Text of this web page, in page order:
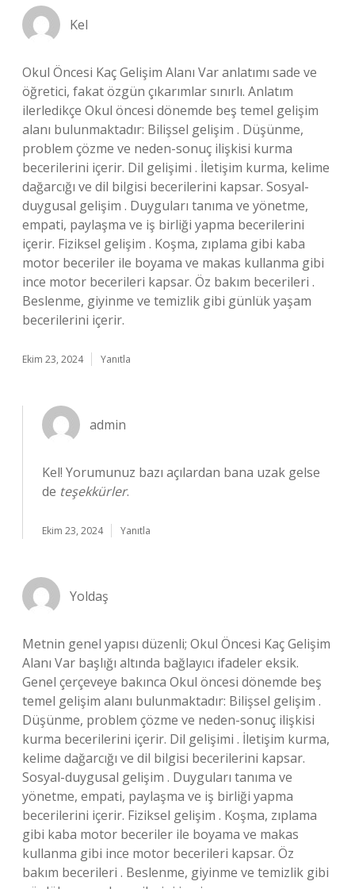
Kel
Okul Öncesi Kaç Gelişim Alanı Var anlatımı sade ve
öğretici, fakat özgün çıkarımlar sınırlı. Anlatım
ilerledikçe Okul öncesi dönemde beş temel gelişim
alanı bulunmaktadır: Bilişsel gelişim . Düşünme,
problem çözme ve neden-sonuç ilişkisi kurma
becerilerini içerir. Dil gelişimi . İletişim kurma, kelime
dağarcığı ve dil bilgisi becerilerini kapsar. Sosyal-
duygusal gelişim . Duyguları tanıma ve yönetme,
empati, paylaşma ve iş birliği yapma becerilerini
içerir. Fiziksel gelişim . Koşma, zıplama gibi kaba
motor beceriler ile boyama ve makas kullanma gibi
ince motor becerileri kapsar. Öz bakım becerileri .
Beslenme, giyinme ve temizlik gibi günlük yaşam
becerilerini içerir.
Ekim 23, 2024 Yanıtla
admin
Kel! Yorumunuz bazı açılardan bana uzak gelse
de teşekkürler.
Ekim 23, 2024 Yanıtla
Yoldaş
Metnin genel yapısı düzenli; Okul Öncesi Kaç Gelişim
Alanı Var başlığı altında bağlayıcı ifadeler eksik.
Genel çerçeveye bakınca Okul öncesi dönemde beş
temel gelişim alanı bulunmaktadır: Bilişsel gelişim .
Düşünme, problem çözme ve neden-sonuç ilişkisi
kurma becerilerini içerir. Dil gelişimi . İletişim kurma,
kelime dağarcığı ve dil bilgisi becerilerini kapsar.
Sosyal-duygusal gelişim . Duyguları tanıma ve
yönetme, empati, paylaşma ve iş birliği yapma
becerilerini içerir. Fiziksel gelişim . Koşma, zıplama
gibi kaba motor beceriler ile boyama ve makas
kullanma gibi ince motor becerileri kapsar. Öz
bakım becerileri . Beslenme, giyinme ve temizlik gibi